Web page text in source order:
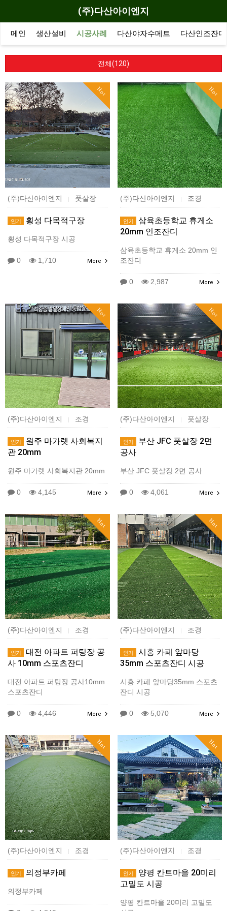
(주)다산아이엔지
메인 생산설비 시공사례 다산야자수메트 다산인조잔디
전체(120)
Hot
(주)다산아이엔지 | 풋살장
인기 횡성 다목적구장
횡성 다목적구장 시공
0 1,710 More
Hot
(주)다산아이엔지 | 조경
인기
삼육초등학교 휴게소
20mm 인조잔디
삼육초등학교 휴게소 20mm 인
조잔디
0 2,987 More
Hot
(주)다산아이엔지 | 조경
인기
원주 마가렛 사회복지
관 20mm
원주 마가렛 사회복지관 20mm
0 4,145 More
Hot
(주)다산아이엔지 | 풋살장
인기
부산 JFC 풋살장 2면
공사
부산 JFC 풋살장 2면 공사
0 4,061 More
Hot
(주)다산아이엔지 | 조경
인기
대전 아파트 퍼팅장 공
사 10mm 스포츠잔디
대전 아파트 퍼팅장 공사10mm
스포츠잔디
0 4,446 More
Hot
(주)다산아이엔지 | 조경
인기
시흥 카페 앞마당
35mm 스포츠잔디 시공
시흥 카페 앞마당35mm 스포츠
잔디 시공
0 5,070 More
Hot
(주)다산아이엔지 | 조경
인기 의정부카페
의정부카페
Hot
(주)다산아이엔지 | 조경
인기
양평 칸트마을 20미리
고밀도 시공
양평 칸트마을 20미리 고밀도